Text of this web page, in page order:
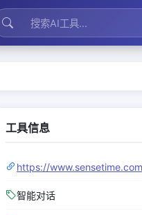
工具信息
智能对话